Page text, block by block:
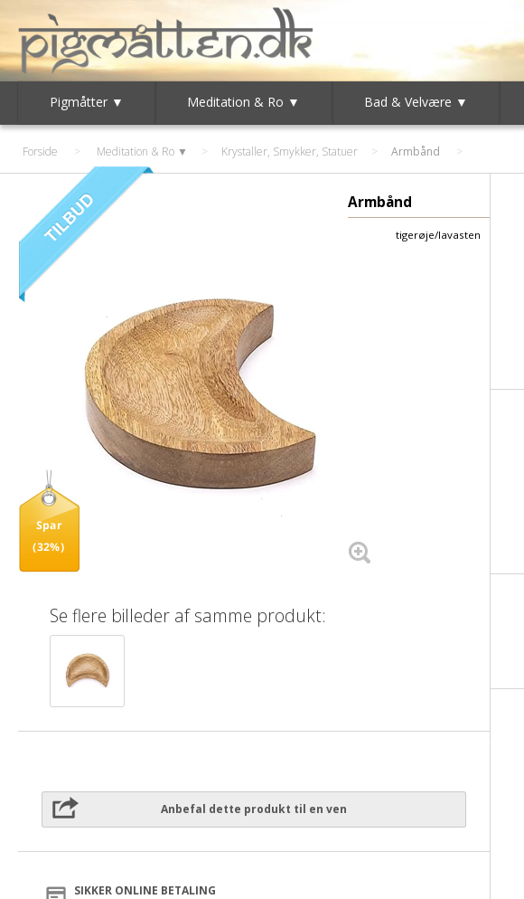
Pigmåtter ▼ Meditation & Ro ▼ Bad & Velvære ▼
Forside > Meditation & Ro ▼ > Krystaller, Smykker, Statuer > Armbånd
Armbånd
tigerøje/lavasten
Spar
(32%)
Se flere billeder af samme produkt:
Anbefal dette produkt til en ven
SIKKER ONLINE BETALING